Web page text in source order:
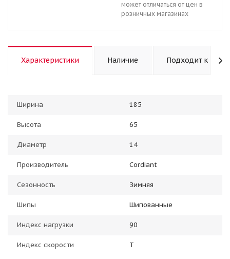
может отличаться от цен в
розничных магазинах
Характеристики Наличие Подходит к авто
Ширина 185
Высота 65
Диаметр 14
Производитель Cordiant
Сезонность Зимняя
Шипы Шипованные
Индекс нагрузки 90
Индекс скорости T